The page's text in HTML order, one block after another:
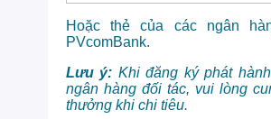
Hoặc thẻ của các ngân
PVcomBank.
Lưu ý: Khi đăng ký phát
ngân hàng đối tác, vui lòng
thưởng khi chi tiêu.